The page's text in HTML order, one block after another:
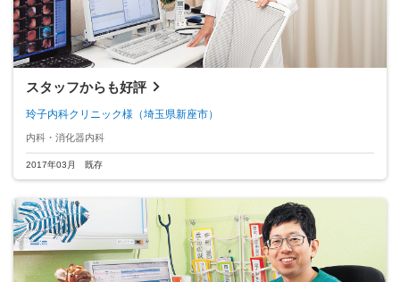
スタッフからも好評
玲子内科クリニック様 （埼玉県新座市）
内科・消化器内科
2017年03月 既存